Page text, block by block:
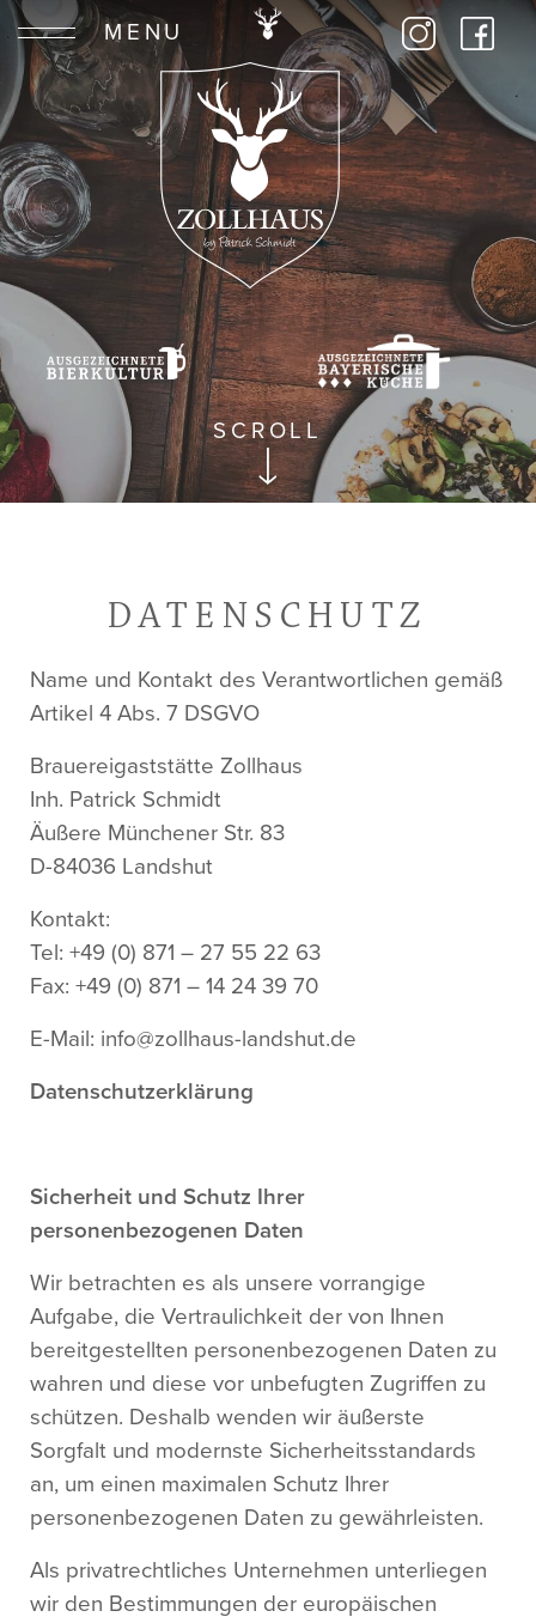
MENU
SCROLL
DATENSCHUTZ
Name und Kontakt des Verantwortlichen gemäß
Artikel 4 Abs. 7 DSGVO
Brauereigaststätte Zollhaus
Inh. Patrick Schmidt
Äußere Münchener Str. 83
D-84036 Landshut
Kontakt:
Tel: +49 (0) 871 – 27 55 22 63
Fax: +49 (0) 871 – 14 24 39 70
E-Mail: info@zollhaus-landshut.de
Datenschutzerklärung
Sicherheit und Schutz Ihrer
personenbezogenen Daten
Wir betrachten es als unsere vorrangige
Aufgabe, die Vertraulichkeit der von Ihnen
bereitgestellten personenbezogenen Daten zu
wahren und diese vor unbefugten Zugriffen zu
schützen. Deshalb wenden wir äußerste
Sorgfalt und modernste Sicherheitsstandards
an, um einen maximalen Schutz Ihrer
personenbezogenen Daten zu gewährleisten.
Als privatrechtliches Unternehmen unterliegen
wir den Bestimmungen der europäischen